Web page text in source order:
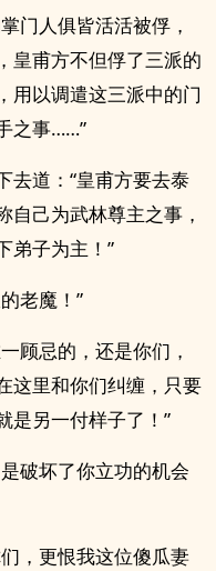
门人俱皆活活被俘，
皇甫方不但俘了三派的
用以调遣这三派中的门
之事……”
去道：“皇甫方要去泰
自己为武林尊主之事，
弟子为主！”
老魔！”
顾忌的，还是你们，
这里和你们纠缠，只要
是另一付样子了！”
破坏了你立功的机会
，更恨我这位傻瓜妻